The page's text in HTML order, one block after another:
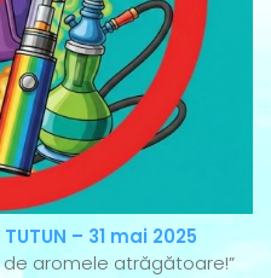
TUTUN – 31 mai 2025
de aromele atrăgătoare!”